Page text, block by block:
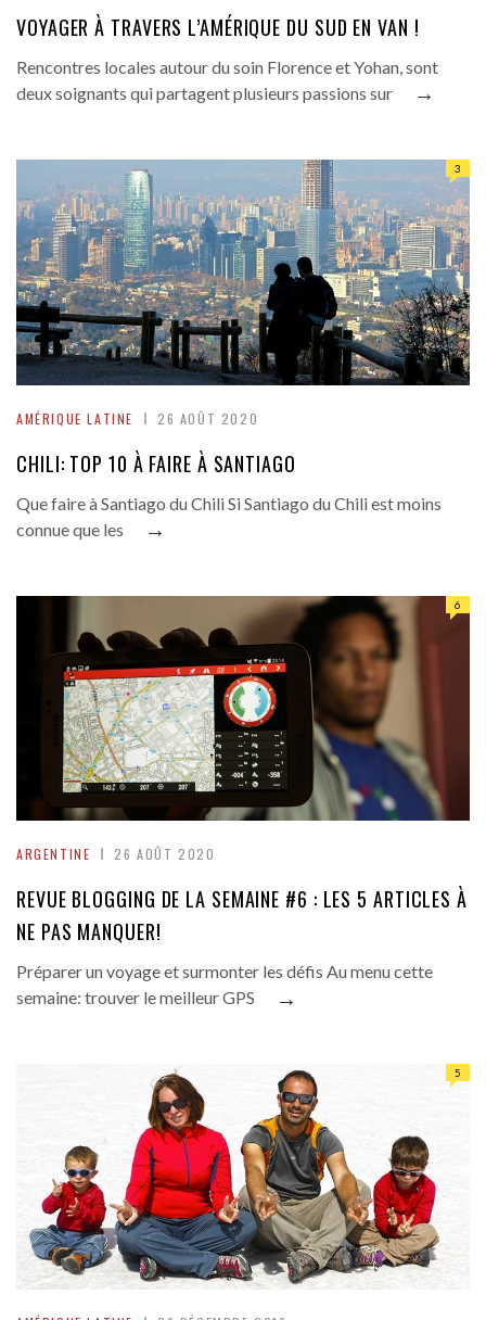
VOYAGER À TRAVERS L’AMÉRIQUE DU SUD EN VAN !
Rencontres locales autour du soin Florence et Yohan, sont
deux soignants qui partagent plusieurs passions sur
→
AMÉRIQUE LATINE 26 AOÛT 2020
3
CHILI: TOP 10 À FAIRE À SANTIAGO
Que faire à Santiago du Chili Si Santiago du Chili est moins
connue que les
→
ARGENTINE 26 AOÛT 2020
6
REVUE BLOGGING DE LA SEMAINE #6 : LES 5 ARTICLES À
NE PAS MANQUER!
Préparer un voyage et surmonter les défis Au menu cette
semaine: trouver le meilleur GPS
→
5